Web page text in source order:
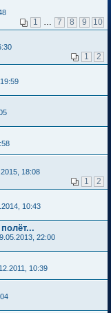
1 7 8 9 10
1 2
18:08
1 2
10:43
22:00
10:39